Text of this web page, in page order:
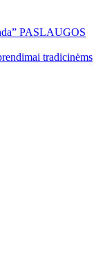
PASLAUGOS
tradicinėms